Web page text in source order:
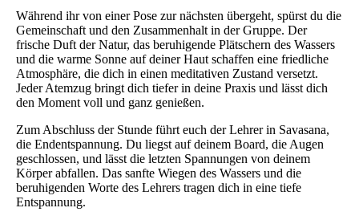
Während ihr von einer Pose zur nächsten übergeht, spürst du die
Gemeinschaft und den Zusammenhalt in der Gruppe. Der
frische Duft der Natur, das beruhigende Plätschern des Wassers
und die warme Sonne auf deiner Haut schaffen eine friedliche
Atmosphäre, die dich in einen meditativen Zustand versetzt.
Jeder Atemzug bringt dich tiefer in deine Praxis und lässt dich
den Moment voll und ganz genießen.
Zum Abschluss der Stunde führt euch der Lehrer in Savasana,
die Endentspannung. Du liegst auf deinem Board, die Augen
geschlossen, und lässt die letzten Spannungen von deinem
Körper abfallen. Das sanfte Wiegen des Wassers und die
beruhigenden Worte des Lehrers tragen dich in eine tiefe
Entspannung.